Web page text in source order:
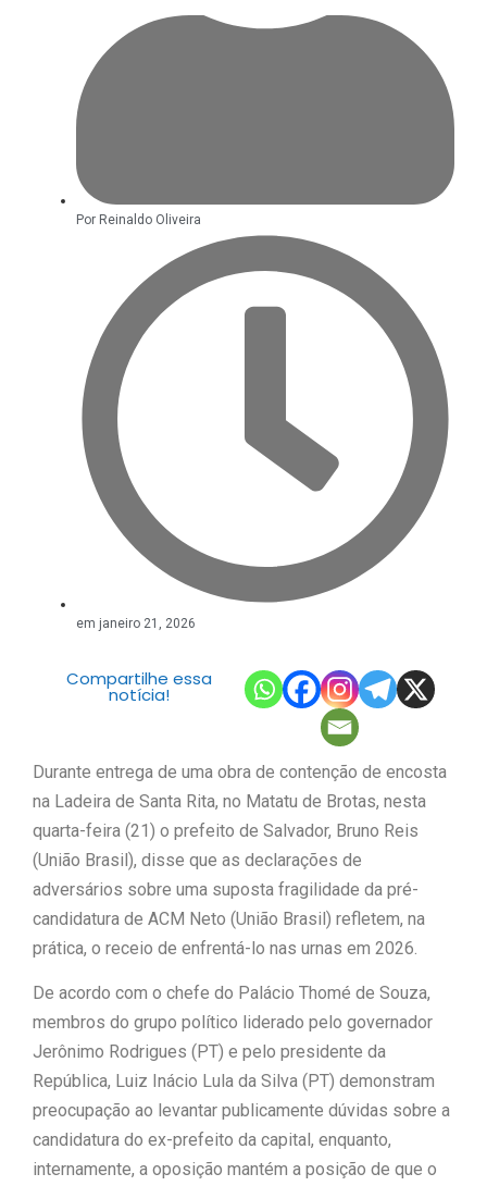
“Tomamos a decisão de
caminhar com Flávio Bolsonaro”, diz
Leandro de
Jesus discorda de Zema sobre fim
condições para as pessoas
evoluírem”
Por Reinaldo Oliveira
em janeiro 21, 2026
Compartilhe essa
notícia!
Durante entrega de uma obra de contenção de encosta
na Ladeira de Santa Rita, no Matatu de Brotas, nesta
quarta-feira (21) o prefeito de Salvador, Bruno Reis
(União Brasil), disse que as declarações de
adversários sobre uma suposta fragilidade da pré-
candidatura de ACM Neto (União Brasil) refletem, na
prática, o receio de enfrentá-lo nas urnas em 2026.
De acordo com o chefe do Palácio Thomé de Souza,
membros do grupo político liderado pelo governador
Jerônimo Rodrigues (PT) e pelo presidente da
República, Luiz Inácio Lula da Silva (PT) demonstram
preocupação ao levantar publicamente dúvidas sobre a
candidatura do ex-prefeito da capital, enquanto,
internamente, a oposição mantém a posição de que o